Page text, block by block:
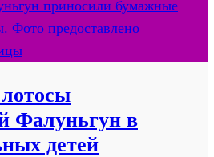
Фалуньгун в
детей